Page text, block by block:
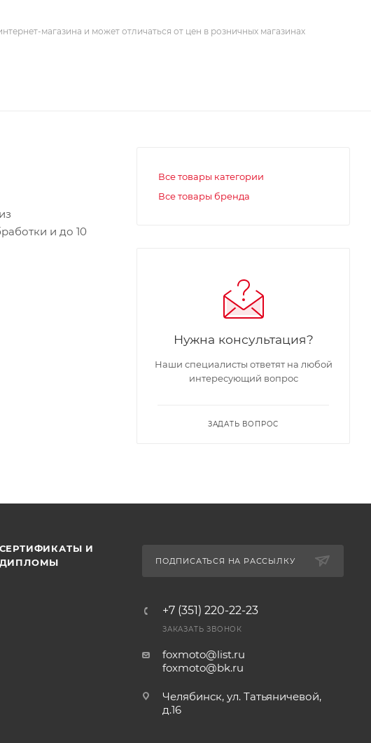
магазина и может отличаться от цен в розничных магазинах
и до 10
Все товары категории
Все товары бренда
Нужна консультация?
Наши специалисты ответят на любой
интересующий вопрос
ЗАДАТЬ ВОПРОС
СЕРТИФИКАТЫ И
ДИПЛОМЫ
ПОДПИСАТЬСЯ НА РАССЫЛКУ
+7 (351) 220-22-23
ЗАКАЗАТЬ ЗВОНОК
foxmoto@list.ru
foxmoto@bk.ru
Челябинск, ул. Татьяничевой,
д.16